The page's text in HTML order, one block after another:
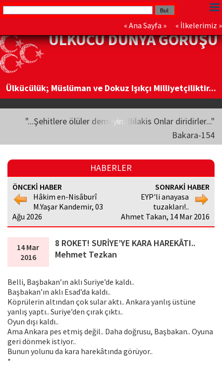
« Ana Sayfa » « İlkelerimiz »
ÜLKÜCÜ DÜNYA GÖRÜŞÜ
Ülkücülük; Müslüman ve Dokuz Işıkçı Milliyetçiliktir...
"...Şehitlere ölüler demeyin. Bilakis Onlar diridirler..."
Bakara-154
HABERLER
ÖNCEKİ HABER
Hâkim en-Nisâburî
M.Yaşar Kandemir, 03
Ağu 2026
SONRAKİ HABER
EYP'li anayasa
tuzakları!..
Ahmet Takan, 14 Mar 2016
14 Mar
2016
8 ROKET! SURİYE’YE KARA HAREKÂTI..
Mehmet Tezkan
Belli, Başbakan’ın aklı Suriye’de kaldı..
Başbakan’ın aklı Esad’da kaldı..
Köprülerin altından çok sular aktı.. Ankara yanlış üstüne
yanlış yaptı.. Suriye’den çırak çıktı..
Oyun dışı kaldı..
Ama Ankara pes etmiş değil.. Daha doğrusu, Başbakan.. Oyuna
geri dönmek istiyor..
Bunun yolunu da kara harekâtında görüyor..
*